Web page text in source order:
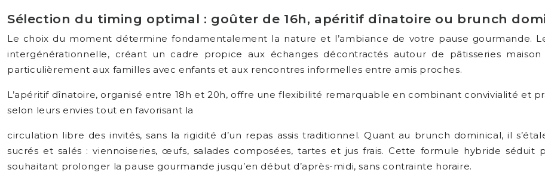
Sélection du timing optimal : goûter de 16h, apéritif dînatoire ou brunch
Le choix du moment détermine fondamentalement la nature et l’ambiance de votre pause gourmande.
intergénérationnelle, créant un cadre propice aux échanges décontractés autour de pâtisseries
particulièrement aux familles avec enfants et aux rencontres informelles entre amis proches.
L’apéritif dînatoire, organisé entre 18h et 20h, offre une flexibilité remarquable en combinant convivialité et
selon leurs envies tout en favorisant la
circulation libre des invités, sans la rigidité d’un repas assis traditionnel. Quant au brunch dominical, il
sucrés et salés : viennoiseries, œufs, salades composées, tartes et jus frais. Cette formule hybride séduit
souhaitant prolonger la pause gourmande jusqu’en début d’après-midi, sans contrainte horaire.